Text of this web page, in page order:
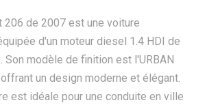
206 de 2007 est une voiture
d'un moteur diesel 1.4 HDI de
Son modèle de finition est l'URBAN
un design moderne et élégant.
est idéale pour une conduite en ville